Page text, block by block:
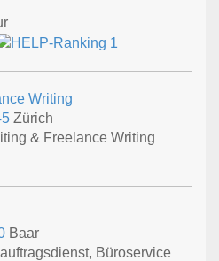
Writing
Zürich
& Freelance Writing
Baar
Büroservice